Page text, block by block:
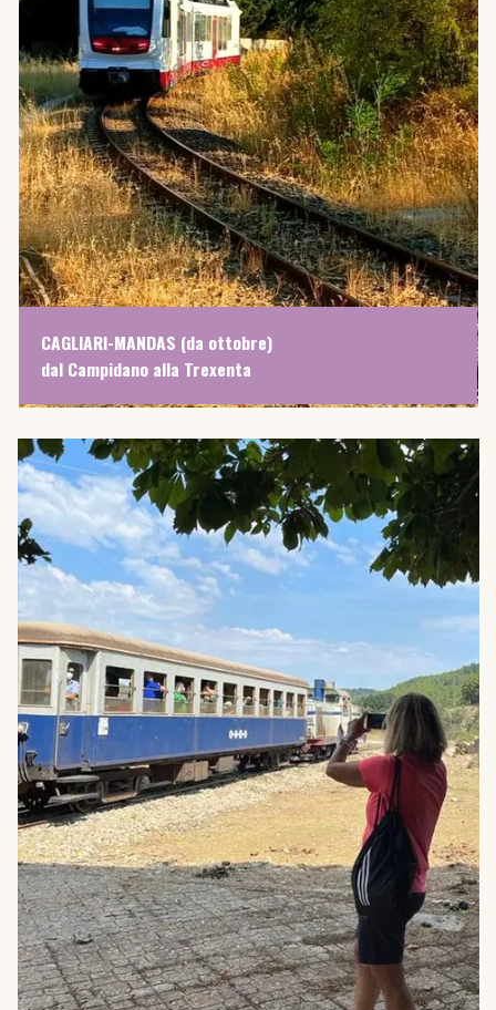
CAGLIARI-MANDAS (da ottobre)
dal Campidano alla Trexenta